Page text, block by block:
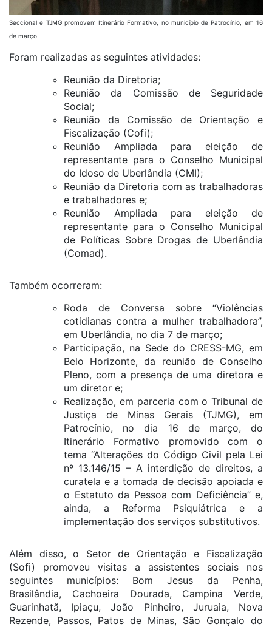
Seccional e TJMG promovem Itinerário Formativo, no município de Patrocínio, em 16
de março.
Foram realizadas as seguintes atividades:
Reunião da Diretoria;
Reunião da Comissão de Seguridade
Social;
Reunião da Comissão de Orientação e
Fiscalização (Cofi);
Reunião Ampliada para eleição de
representante para o Conselho Municipal
do Idoso de Uberlândia (CMI);
Reunião da Diretoria com as trabalhadoras
e trabalhadores e;
Reunião Ampliada para eleição de
representante para o Conselho Municipal
de Políticas Sobre Drogas de Uberlândia
(Comad).
Também ocorreram:
Roda de Conversa sobre “Violências
cotidianas contra a mulher trabalhadora”,
em Uberlândia, no dia 7 de março;
Participação, na Sede do CRESS-MG, em
Belo Horizonte, da reunião de Conselho
Pleno, com a presença de uma diretora e
um diretor e;
Realização, em parceria com o Tribunal de
Justiça de Minas Gerais (TJMG), em
Patrocínio, no dia 16 de março, do
Itinerário Formativo promovido com o
tema “Alterações do Código Civil pela Lei
nº 13.146/15 – A interdição de direitos, a
curatela e a tomada de decisão apoiada e
o Estatuto da Pessoa com Deficiência” e,
ainda, a Reforma Psiquiátrica e a
implementação dos serviços substitutivos.
Além disso, o Setor de Orientação e Fiscalização
(Sofi) promoveu visitas a assistentes sociais nos
seguintes municípios: Bom Jesus da Penha,
Brasilândia, Cachoeira Dourada, Campina Verde,
Guarinhatã, Ipiaçu, João Pinheiro, Juruaia, Nova
Rezende, Passos, Patos de Minas, São Gonçalo do